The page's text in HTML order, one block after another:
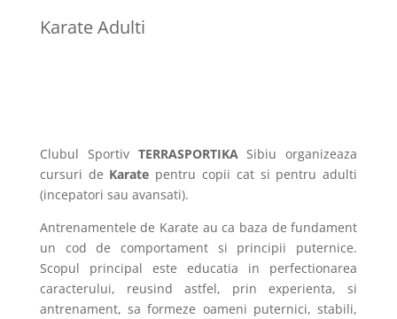
Karate Adulti
Clubul Sportiv TERRASPORTIKASibiu organizeaza
cursuri de Karate pentru copii cat si pentru adulti
(incepatori sau avansati).
Antrenamentele de Karate au ca baza de fundament
un cod de comportament si principii puternice.
Scopul principal este educatia in perfectionarea
caracterului, reusind astfel, prin experienta, si
antrenament, sa formeze oameni puternici, stabili,